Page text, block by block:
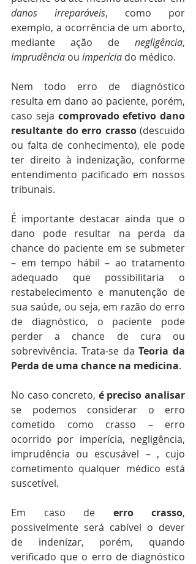
danos irreparáveis, como por
exemplo, a ocorrência de um aborto,
mediante ação de negligência
imprudência ou imperícia do médico.
Nem todo erro de diagnóstico
resulta em dano ao paciente, porém,
caso seja comprovado efetivo dano
resultante do erro crasso (descuido
ou falta de conhecimento), ele pode
ter direito à indenização, conforme
entendimento pacificado em nossos
tribunais.
É importante destacar ainda que o
dano pode resultar na perda da
chance do paciente em se submeter
– em tempo hábil – ao tratamento
adequado que possibilitaria o
restabelecimento e manutenção de
sua saúde, ou seja, em razão do erro
de diagnóstico, o paciente pode
perder a chance de cura ou
sobrevivência. Trata-se da Teoria da
Perda de uma chance na medicina.
No caso concreto, é preciso analisar
se podemos considerar o erro
cometido como crasso – erro
ocorrido por imperícia, negligência,
imprudência ou escusável – , cujo
cometimento qualquer médico está
suscetível.
Em caso de erro crasso,
possivelmente será cabível o dever
de indenizar, porém, quando
verificado que o erro de diagnóstico